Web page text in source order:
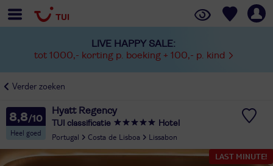
LIVE HAPPY SALE:
tot 1000,- korting p. boeking + 100,- p. kind
Verder zoeken
8,8
Heel goed
Hyatt Regency
TUI classificatie Hotel
Portugal Costa de Lisboa
Lissabon
LAST MINUTE!